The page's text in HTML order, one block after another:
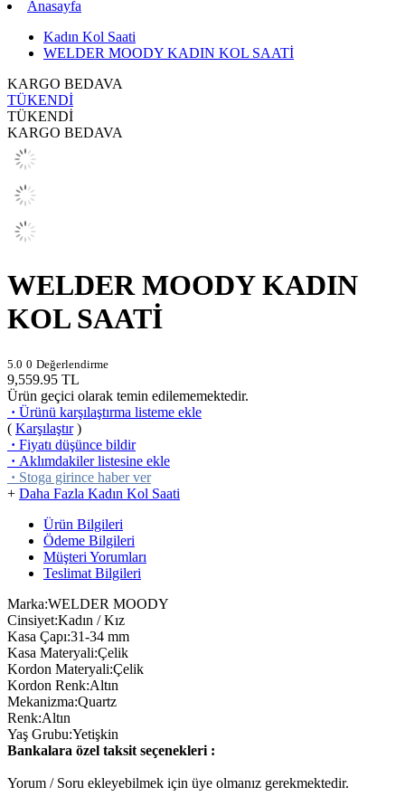
Anasayfa
Kadın Kol Saati
WELDER MOODY KADIN KOL SAATİ
KARGO BEDAVA
TÜKENDİ
TÜKENDİ
KARGO BEDAVA
WELDER MOODY KADIN
KOL SAATİ
5.0 0 Değerlendirme
9,559.95 TL
Ürün geçici olarak temin edilememektedir.
· Ürünü karşılaştırma listeme ekle
( Karşılaştır)
· Fiyatı düşünce bildir
· Aklımdakiler listesine ekle
· Stoga girince haber ver
+ Daha Fazla Kadın Kol Saati
Ürün Bilgileri
Ödeme Bilgileri
Müşteri Yorumları
Teslimat Bilgileri
Marka:WELDER MOODY
Cinsiyet:Kadın / Kız
Kasa Çapı:31-34 mm
Kasa Materyali:Çelik
Kordon Materyali:Çelik
Kordon Renk:Altın
Mekanizma:Quartz
Renk:Altın
Yaş Grubu:Yetişkin
Bankalara özel taksit seçenekleri :
Yorum / Soru ekleyebilmek için üye olmanız gerekmektedir.